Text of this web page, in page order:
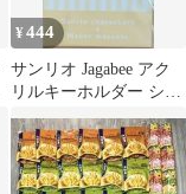
¥444
サンリオ Jagabee アク
リルキーホルダー シナ